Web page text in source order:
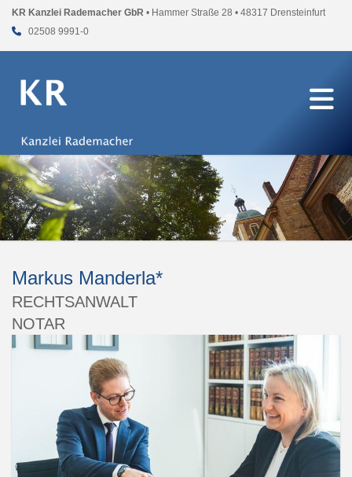
KR Kanzlei Rademacher GbR • Hammer Straße 28 • 48317 Drensteinfurt
02508 9991-0
Markus Manderla*
RECHTSANWALT
NOTAR